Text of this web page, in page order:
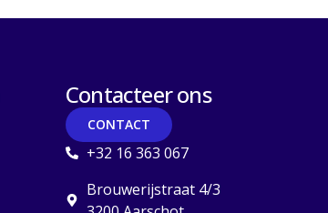
Contacteer ons
CONTACT
+32 16 363 067
Brouwerijstraat 4/3